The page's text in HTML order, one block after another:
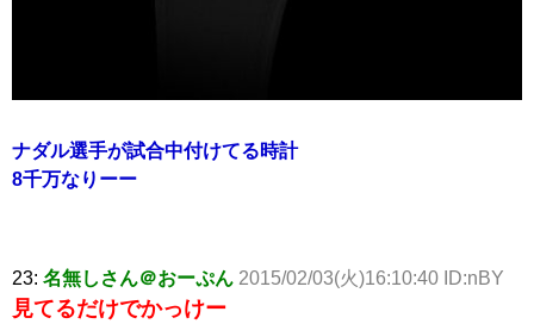
ナダル選手が試合中付けてる時計
8千万なりーー
23: 名無しさん＠おーぷん 2015/02/03(火)16:10:40 ID:nBY
見てるだけでかっけー